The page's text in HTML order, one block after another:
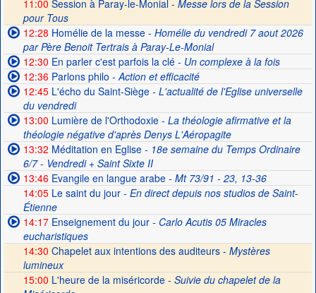
11:00 Session à Paray-le-Monial - Messe lors de la Session
pour Tous
12:28 Homélie de la messe- Homélie du vendredi 7 aout 2026
par Père Benoit Tertrais à Paray-Le-Monial
12:30 En parler c'est parfois la clé- Un complexe à la fois
12:36Parlons philo - Action et efficacité
12:45L'écho du Saint-Siège- L'actualité de l'Eglise universelle
du vendredi
13:00 Lumière de l'Orthodoxie- La théologie afirmative et la
théologie négative d'après Denys L'Aéropagite
13:32 Méditation en Eglise- 18e semaine du Temps Ordinaire
6/7 - Vendredi + Saint Sixte II
13:46Evangile en langue arabe- Mt 73/91 - 23, 13-36
14:05Le saint du jour- En direct depuis nos studios de Saint-
Étienne
14:17Enseignement du jour- Carlo Acutis 05 Miracles
eucharistiques
14:30 Chapelet aux intentions des auditeurs - Mystères
lumineux
15:00 L'heure de la miséricorde - Suivie du chapelet de la